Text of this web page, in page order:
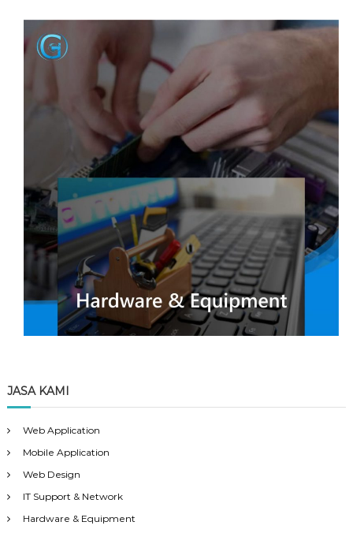
JASA KAMI
Web Application
Mobile Application
Web Design
IT Support & Network
Hardware & Equipment